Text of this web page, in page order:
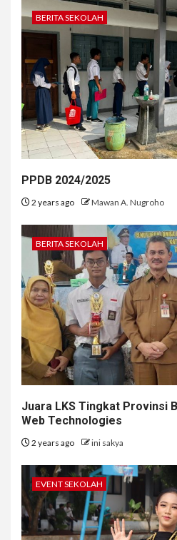
BERITA SEKOLAH
PPDB 2024/2025
2 years ago Mawan A. Nugroho
BERITA SEKOLAH
Juara LKS Tingkat Provinsi
Web Technologies
2 years ago ini sakya
EVENT SEKOLAH